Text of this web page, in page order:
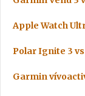
Apple Watch
Polar Ignite 3
Garmin